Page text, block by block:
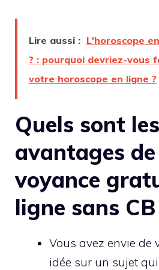
Lire aussi : L'horoscope
? : pourquoi devriez-vous
votre horoscope en ligne ?
Quels sont les
avantages
voyance
ligne sans CB
Vous avez envie de
idée sur un sujet